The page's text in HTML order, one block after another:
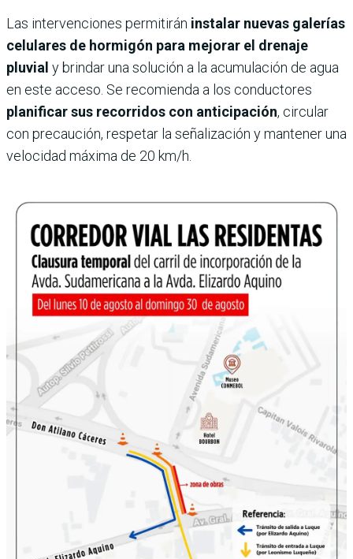
Las intervenciones permitirán instalar nuevas galerías
celulares de hormigón para mejorar el drenaje
pluvial y brindar una solución a la acumulación de agua
en este acceso. Se recomienda a los conductores
planificar sus recorridos con anticipación, circular
con precaución, respetar la señalización y mantener una
velocidad máxima de 20 km/h.